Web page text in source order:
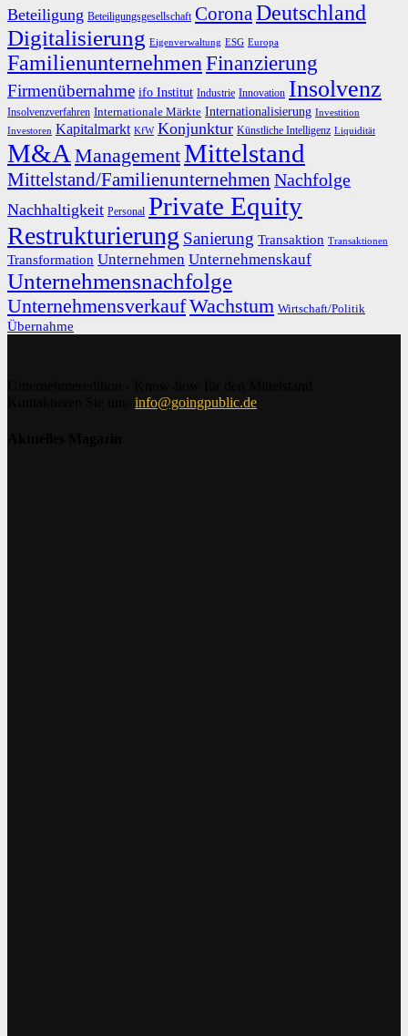
Beteiligung Beteiligungsgesellschaft CoronaDeutschland
Digitalisierung Eigenverwaltung ESG Europa
FamilienunternehmenFinanzierung
Firmenübernahme ifo Institut Industrie Innovation Insolvenz
Insolvenzverfahren Internationale Märkte Internationalisierung Investition
Investoren Kapitalmarkt KfW Konjunktur Künstliche Intelligenz Liquidität
M&A ManagementMittelstand
Mittelstand/Familienunternehmen Nachfolge
Nachhaltigkeit Personal Private Equity
Restrukturierung Sanierung Transaktion Transaktionen
Transformation Unternehmen Unternehmenskauf
Unternehmensnachfolge
UnternehmensverkaufWachstum Wirtschaft/Politik
Übernahme
info@goingpublic.de